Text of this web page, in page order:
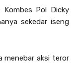
Kombes Pol Dicky
sekedar iseng
menebar aksi teror